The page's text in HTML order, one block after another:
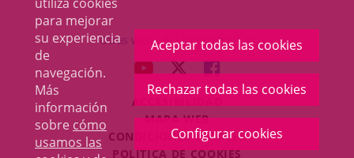
para mejorar
su experiencia
de
navegación.
Más
información
sobre cómo
usamos las
Aceptar todas las cookies
Rechazar todas las cookies
Configurar cookies
una
ventana
nueva.
externa.
Otras webs del Ayuntamiento
ENLACE
A
UNA
APLICACIÓN
EXTERNA.
ENLACE
A
UNA
APLICACIÓN
EXTERNA.
ENLACE
A
UNA
APLICACIÓN
EXTERNA.
ACCESIBILIDAD
MAPA WEB
CONDICIONES LEGALES
POLÍTICA DE COOKIES